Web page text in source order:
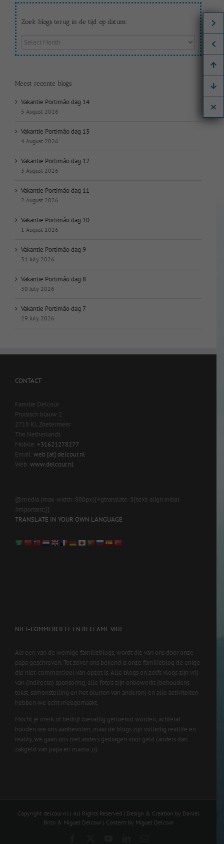
Zoek blogs terug in de tijd op datum:
Zoek
op
datum:
Meest recente blogs
Vakantie Portimão dag 14
5 August 2026
Vakantie Portimão dag 13
4 August 2026
Vakantie Portimão dag 12
3 August 2026
Vakantie Portimão dag 11
2 August 2026
Vakantie Portimão dag 10
1 August 2026
Vakantie Portimão dag 9
31 July 2026
Vakantie Portimão dag 8
30 July 2026
Vakantie Portimão dag 7
29 July 2026
CONTACT
Familie Delcour
Pruisisch blauw 2
2718 KL Zoetermeer
The Netherlands
Mobile: +31621278277
Email: web [at] delcour.nl
Web: www.delcour.nl
@media (max-width: 800px){#gtranslate-3{text-align:initial
!important;}}
TRANSLATE IN YOUR OWN LANGUAGE
NIET-COMMERCIEEL EN RECLAME VRIJ
Als een van de weinige familieblogs, wordt die van ons door onze
papa geschreven. Tot zover ons bekend is onze familieblog de enige
die niet-commercieel van opzet is. Alle blogs en zelfs vlogs zijn vrij
van (indirecte) sponsoring, alle foto’s zijn onbewerkt (behoudens
tekst, samenstelling en het blurren van anderen) en alle activiteiten
hebben we echt meegemaakt.
Mocht je merk of bedrijf toevallig genoemd worden, achteraf
houden we ons aanbevolen, maar de blogs zijn volledig reallife en
reality, we gaan ons niet anders gedragen voor geld (anders dan
zakgeld van papa en mama ;o)
Copyright delcour.nl | All Rights Reserved | Design & Creation by Daniël
Brito & Miguel Delcour | Content by Miguel Delcour